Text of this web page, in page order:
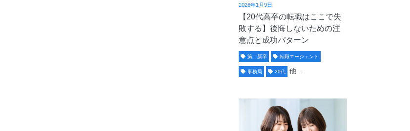
2026年1月9日
【20代高卒の転職はここで失
敗する】後悔しないための注
意点と成功パターン
第二新卒 転職エージェント
事務局 20代 他...